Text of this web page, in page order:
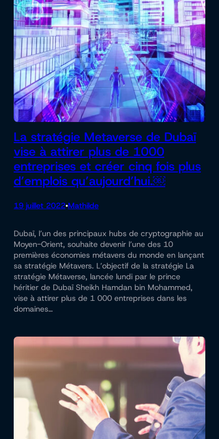
La stratégie Metaverse de Dubaï
vise à attirer plus de 1000
entreprises et créer cinq fois plus
d’emplois qu’aujourd’hui.￼
19 juillet 2022•Mathilde
Dubaï, l’un des principaux hubs de cryptographie au
Moyen-Orient, souhaite devenir l’une des 10
premières économies métavers du monde en lançant
sa stratégie Métavers. L’objectif de la stratégie La
stratégie Métaverse, lancée lundi par le prince
héritier de Dubaï Sheikh Hamdan bin Mohammed,
vise à attirer plus de 1 000 entreprises dans les
domaines…